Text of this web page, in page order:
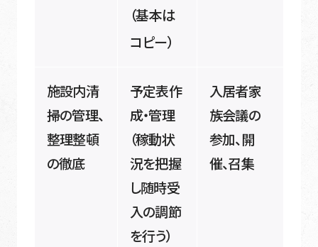
（基本は
コピー）
施設内清
掃の管理、
整理整頓
の徹底
予定表作
成・管理
（稼動状
況を把握
し随時受
入の調節
を行う）
入居者家
族会議の
参加、開
催、召集